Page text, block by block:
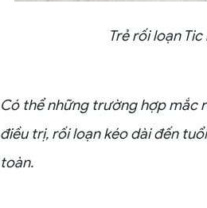
Trẻ rối loạn
Có thể những trường hợp mắc
điều trị, rối loạn kéo dài đến
toàn.